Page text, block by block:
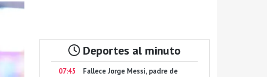
Deportes al minuto
07:45
Fallece Jorge Messi, padre de